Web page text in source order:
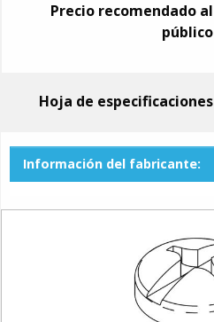
Precio recomendado al
público
Hoja de especificaciones
Información del fabricante: